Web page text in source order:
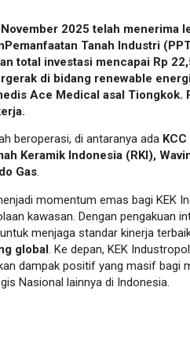
2025 telah menerima
Tanah Industri
total investasi mencapai Rp
di bidang renewable
Ace Medical asal Tiongkok.
beroperasi, di antaranya ada
Keramik Indonesia (RKI),
Gas.
momentum emas bagi KEK
kawasan. Dengan pengakuan
menjaga standar kinerja
global . Ke depan, KEK
dampak positif yang masif bagi
Nasional lainnya di Indonesia.